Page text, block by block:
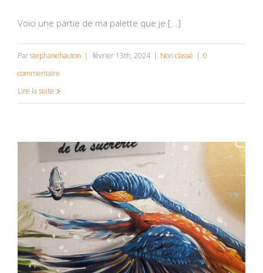
Voici une partie de ma palette que je [...]
Parstephanehauton | février 13th, 2024 | Non classé | 0
commentaire
Lire la suite